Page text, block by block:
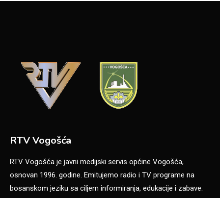
RTV Vogošća
RTV Vogošća je javni medijski servis općine Vogošća,
osnovan 1996. godine. Emitujemo radio i TV programe na
bosanskom jeziku sa ciljem informiranja, edukacije i zabave.